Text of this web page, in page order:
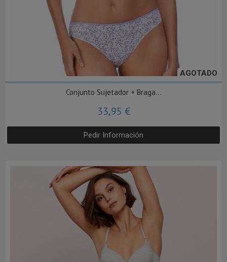
AGOTADO
Conjunto Sujetador + Braga...
33,95 €
Pedir Información